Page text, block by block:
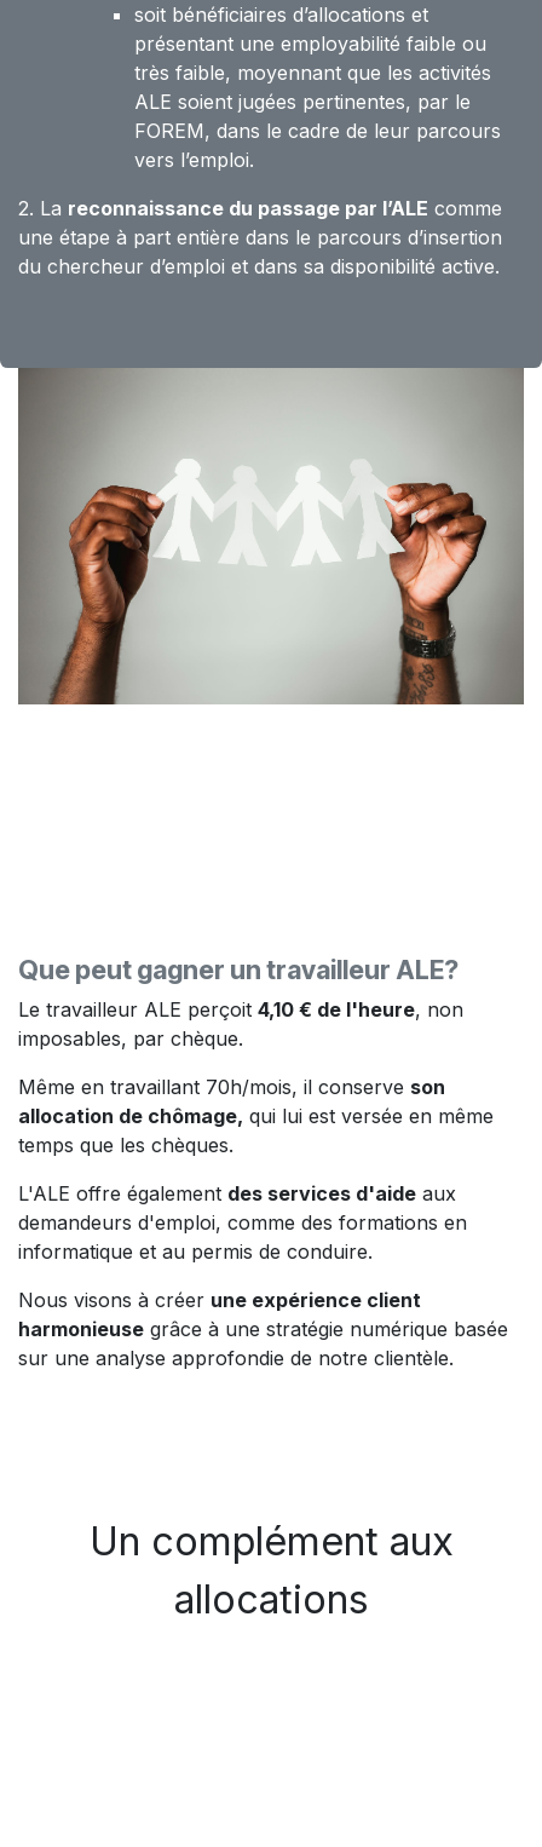
soit bénéficiaires d’allocations et
présentant une employabilité faible ou
très faible, moyennant que les activités
ALE soient jugées pertinentes, par le
FOREM, dans le cadre de leur parcours
vers l’emploi.
2. La reconnaissance du passage par l’ALE comme
une étape à part entière dans le parcours d’insertion
du chercheur d’emploi et dans sa disponibilité active.
Que peut gagner un travailleur ALE?
Le travailleur ALE perçoit 4,10 € de l'heure, non
imposables, par chèque.
Même en travaillant 70h/mois, il conserve son
allocation de chômage, qui lui est versée en même
temps que les chèques.
L'ALE offre également des services d'aide aux
demandeurs d'emploi, comme des formations en
informatique et au permis de conduire.
Nous visons à créer une expérience client
harmonieuse grâce à une stratégie numérique basée
sur une analyse approfondie de notre clientèle.
Un complément aux
allocations